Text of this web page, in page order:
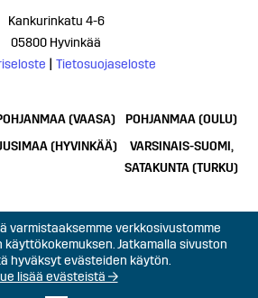
Kankurinkatu 4-6
05800 Hyvinkää
Tietosuojaseloste
(VAASA)
POHJANMAA (OULU)
(HYVINKÄÄ)
VARSINAIS-SUOMI,
SATAKUNTA (TURKU)
varmistaaksemme verkkosivustomme
Jatkamalla sivuston
hyväksyt evästeiden käytön.
lisää evästeistä →